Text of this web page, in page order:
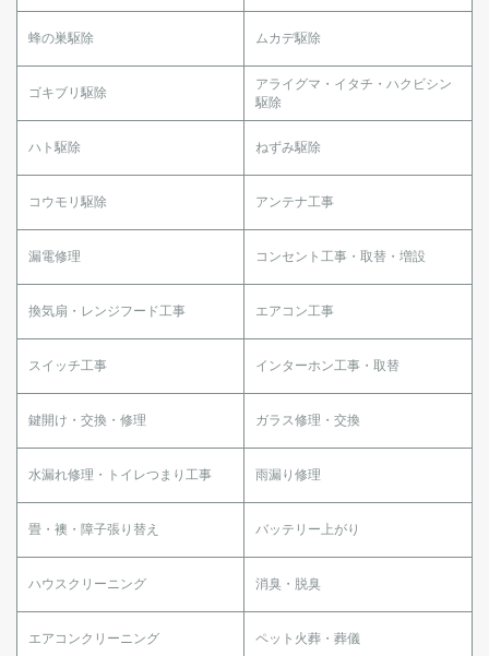
蜂の巣駆除 ムカデ駆除
ゴキブリ駆除
アライグマ・イタチ・ハクビシン
駆除
ハト駆除 ねずみ駆除
コウモリ駆除 アンテナ工事
漏電修理 コンセント工事・取替・増設
換気扇・レンジフード工事 エアコン工事
スイッチ工事 インターホン工事・取替
鍵開け・交換・修理 ガラス修理・交換
水漏れ修理・トイレつまり工事 雨漏り修理
畳・襖・障子張り替え バッテリー上がり
ハウスクリーニング 消臭・脱臭
エアコンクリーニング ペット火葬・葬儀